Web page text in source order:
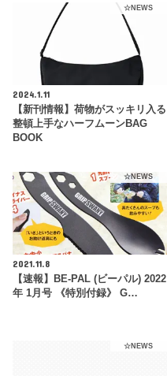
☆NEWS
2024.1.11
【新刊情報】荷物がスッキリ入る
整頓上手なハーフムーンBAG
BOOK
☆NEWS
2021.11.8
【速報】BE-PAL (ビーパル) 2022
年 1月号 《特別付録》 G…
☆NEWS